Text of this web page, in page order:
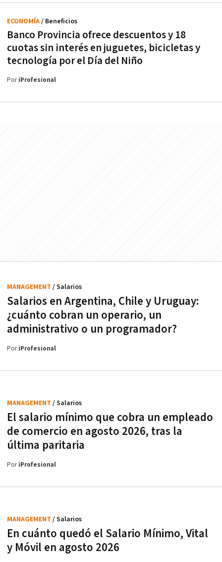
Banco Provincia ofrece descuentos y 18
cuotas sin interés en juguetes, bicicletas y
tecnología por el Día del Niño
ECONOMÍA/ Beneficios
PoriProfesional
Salarios en Argentina, Chile y Uruguay:
¿cuánto cobran un operario, un
administrativo o un programador?
MANAGEMENT / Salarios
PoriProfesional
El salario mínimo que cobra un empleado
de comercio en agosto 2026, tras la
última paritaria
MANAGEMENT / Salarios
PoriProfesional
En cuánto quedó el Salario Mínimo, Vital
y Móvil en agosto 2026
MANAGEMENT / Salarios